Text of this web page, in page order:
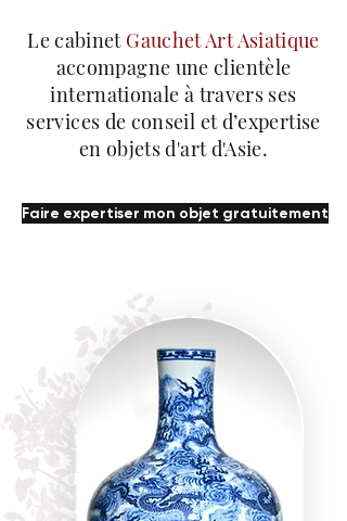
Le cabinet Gauchet Art Asiatique
accompagne une clientèle
internationale à travers ses
services de conseil et d’expertise
en objets d'art d'Asie.
Faire expertiser mon objet gratuitement